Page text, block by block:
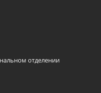
отделении